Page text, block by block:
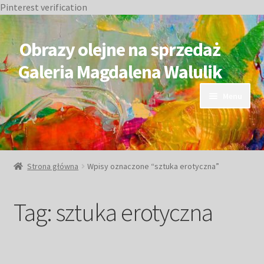
Pinterest verification
do
nawigacji
do
treści
Obrazy olejne na sprzedaż
Galeria Magdalena Walulik
OBRAZY DOSTĘPNE
Małe obrazy
Strona główna Wpisy oznaczone “sztuka erotyczna”
Tag:sztuka erotyczna